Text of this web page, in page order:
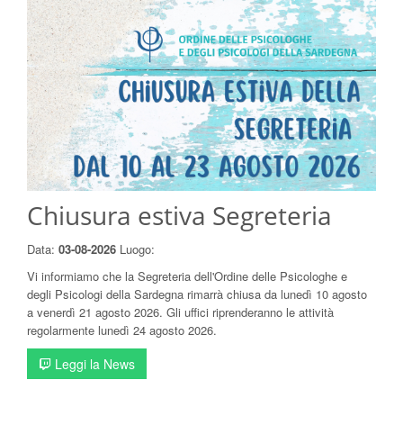
Chiusura estiva Segreteria
Data: 03-08-2026 Luogo:
Vi informiamo che la Segreteria dell'Ordine delle Psicologhe e
degli Psicologi della Sardegna rimarrà chiusa da lunedì 10 agosto
a venerdì 21 agosto 2026. Gli uffici riprenderanno le attività
regolarmente lunedì 24 agosto 2026.
Leggi la News